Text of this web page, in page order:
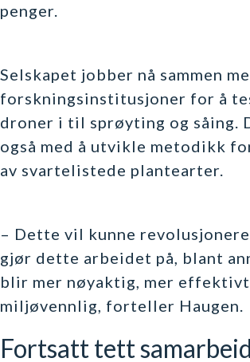
penger.
Selskapet jobber nå sammen
forskningsinstitusjoner for å
droner i til sprøyting og såing.
også med å utvikle metodikk
av svartelistede plantearter.
– Dette vil kunne revolusjonere
gjør dette arbeidet på, blant
blir mer nøyaktig, mer effektivt
miljøvennlig, forteller Haugen.
Fortsatt tett